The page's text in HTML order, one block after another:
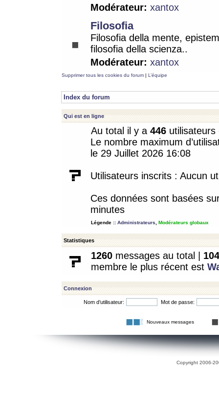
Modérateur: xantox
Filosofia
Filosofia della mente,
filosofia della scienza..
Modérateur: xantox
Supprimer tous les cookies du forum | L’équipe
Index du forum
Qui est en ligne
Au total il y a 446
Le nombre maximum
le 29 Juillet 2026 16:08
Utilisateurs inscrits : Aucun
Ces données sont basées
minutes
Légende :: Administrateurs Modérateurs globaux
Statistiques
1260 messages au total | 104
membre le plus récent est
Connexion
Nom d’utilisateur: Mot de passe:
Nouveaux messages
Copyright 2006-